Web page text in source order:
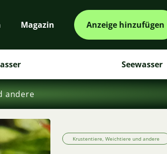
Magazin Anzeige hinzufügen
Seewasser
andere
Krustentiere, Weichtiere und andere